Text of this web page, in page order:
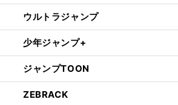
ウルトラジャンプ
少年ジャンプ+
ジャンプTOON
ZEBRACK